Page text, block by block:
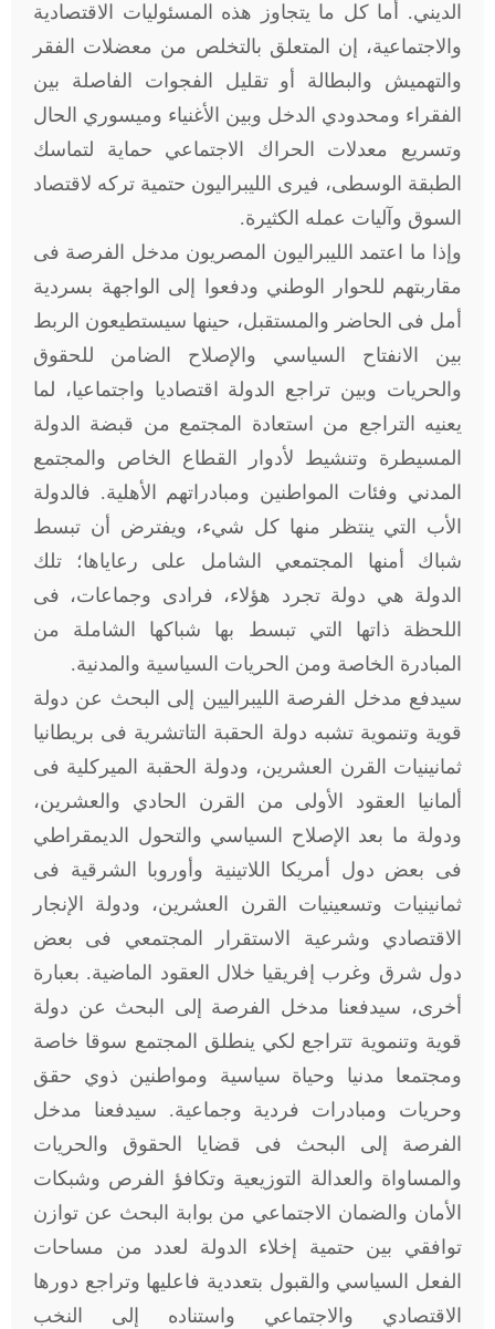
الديني. أما كل ما يتجاوز هذه المسئوليات الاقتصادية
والاجتماعية، إن المتعلق بالتخلص من معضلات الفقر
والتهميش والبطالة أو تقليل الفجوات الفاصلة بين
الفقراء ومحدودي الدخل وبين الأغنياء وميسوري الحال
وتسريع معدلات الحراك الاجتماعي حماية لتماسك
الطبقة الوسطى، فيرى الليبراليون حتمية تركه لاقتصاد
السوق وآليات عمله الكثيرة.
وإذا ما اعتمد الليبراليون المصريون مدخل الفرصة فى
مقاربتهم للحوار الوطني ودفعوا إلى الواجهة بسردية
أمل فى الحاضر والمستقبل، حينها سيستطيعون الربط
بين الانفتاح السياسي والإصلاح الضامن للحقوق
والحريات وبين تراجع الدولة اقتصاديا واجتماعيا، لما
يعنيه التراجع من استعادة المجتمع من قبضة الدولة
المسيطرة وتنشيط لأدوار القطاع الخاص والمجتمع
المدني وفئات المواطنين ومبادراتهم الأهلية. فالدولة
الأب التي ينتظر منها كل شيء، ويفترض أن تبسط
شباك أمنها المجتمعي الشامل على رعاياها؛ تلك
الدولة هي دولة تجرد هؤلاء، فرادى وجماعات، فى
اللحظة ذاتها التي تبسط بها شباكها الشاملة من
المبادرة الخاصة ومن الحريات السياسية والمدنية.
سيدفع مدخل الفرصة الليبراليين إلى البحث عن دولة
قوية وتنموية تشبه دولة الحقبة التاتشرية فى بريطانيا
ثمانينيات القرن العشرين، ودولة الحقبة الميركلية فى
ألمانيا العقود الأولى من القرن الحادي والعشرين،
ودولة ما بعد الإصلاح السياسي والتحول الديمقراطي
فى بعض دول أمريكا اللاتينية وأوروبا الشرقية فى
ثمانينيات وتسعينيات القرن العشرين، ودولة الإنجار
الاقتصادي وشرعية الاستقرار المجتمعي فى بعض
دول شرق وغرب إفريقيا خلال العقود الماضية. بعبارة
أخرى، سيدفعنا مدخل الفرصة إلى البحث عن دولة
قوية وتنموية تتراجع لكي ينطلق المجتمع سوقا خاصة
ومجتمعا مدنيا وحياة سياسية ومواطنين ذوي حقق
وحريات ومبادرات فردية وجماعية. سيدفعنا مدخل
الفرصة إلى البحث فى قضايا الحقوق والحريات
والمساواة والعدالة التوزيعية وتكافؤ الفرص وشبكات
الأمان والضمان الاجتماعي من بوابة البحث عن توازن
توافقي بين حتمية إخلاء الدولة لعدد من مساحات
الفعل السياسي والقبول بتعددية فاعليها وتراجع دورها
الاقتصادي والاجتماعي واستناده إلى النخب